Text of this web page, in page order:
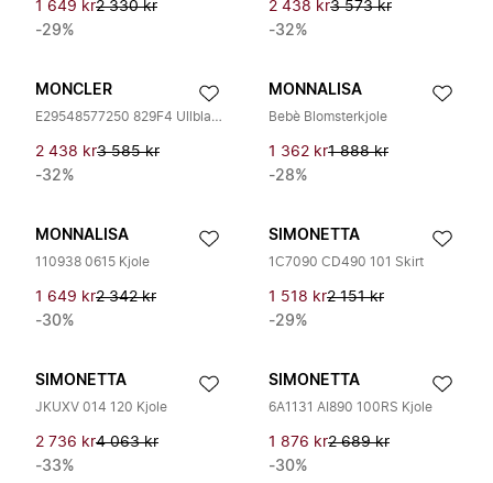
1 649 kr2 330 kr
-29%
2 438 kr3 573 kr
-32%
MONCLER
E29548577250 829F4 Ullblandet Kjole
2 438 kr3 585 kr
-32%
MONNALISA
Bebè Blomsterkjole
1 362 kr1 888 kr
-28%
MONNALISA
110938 0615 Kjole
1 649 kr2 342 kr
-30%
SIMONETTA
1C7090 CD490 101 Skirt
1 518 kr2 151 kr
-29%
SIMONETTA
JKUXV 014 120 Kjole
2 736 kr4 063 kr
-33%
SIMONETTA
6A1131 AI890 100RS Kjole
1 876 kr2 689 kr
-30%